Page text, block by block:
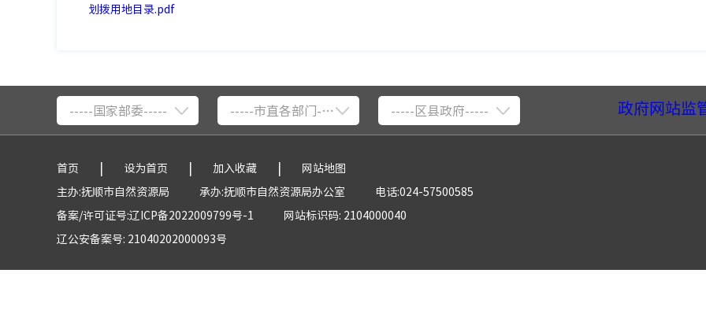
划拨用地目录.pdf
-----国家部委----- -----市直各部门----- -----区县政府----- 政府网站监
首页 | 设为首页 | 加入收藏 |
网站地图
主办:抚顺市自然资源局
承办:抚顺市自然资源局办公室
电话:024-57500585
备案/许可证号:辽ICP备2022009799号-1
网站标识码: 2104000040
辽公安备案号: 21040202000093号